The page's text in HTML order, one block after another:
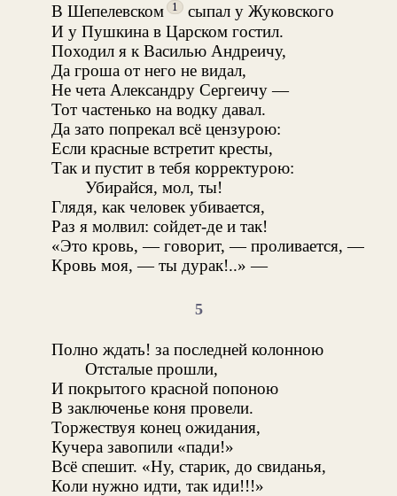
В Шепелевском
1 сыпал у Жуковского
И у Пушкина в Царском гостил.
Походил я к Василью Андреичу,
Да гроша от него не видал,
Не чета Александру Сергеичу —
Тот частенько на водку давал.
Да зато попрекал всё цензурою:
Если красные встретит кресты,
Так и пустит в тебя корректурою:
Убирайся, мол, ты!
Глядя, как человек убивается,
Раз я молвил: сойдет-де и так!
«Это кровь, — говорит, — проливается, —
Кровь моя, — ты дурак!..» —
5
Полно ждать! за последней колонною
Отсталые прошли,
И покрытого красной попоною
В заключенье коня провели.
Торжествуя конец ожидания,
Кучера завопили «пади!»
Всё спешит. «Ну, старик, до свиданья,
Коли нужно идти, так иди!!!»